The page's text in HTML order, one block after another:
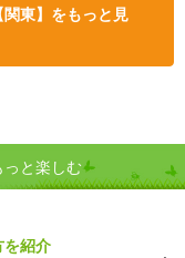
東】をもっと見
と楽しむ
を紹介